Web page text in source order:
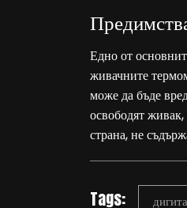
Едно от
живачните
може да бъде
освободят
страна, не
Tags: